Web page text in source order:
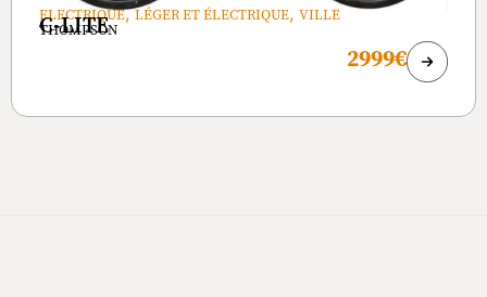
ELECTRIQUE, LÉGER ET ÉLECTRIQUE, VILLE
C-LITE
THOMPSON
2999€